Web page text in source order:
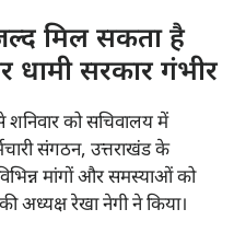
मिल सकता है
धामी सरकार गंभीर
शनिवार को सचिवालय में
संगठन, उत्तराखंड के
मांगों और समस्याओं को
अध्यक्ष रेखा नेगी ने किया।